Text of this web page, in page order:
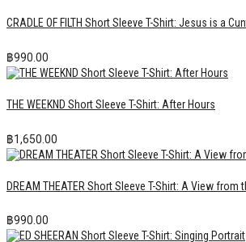
CRADLE OF FILTH Short Sleeve T-Shirt: Jesus is a
฿990.00
THE WEEKND Short Sleeve T-Shirt: After Hours
฿1,650.00
DREAM THEATER Short Sleeve T-Shirt: A View from
฿990.00